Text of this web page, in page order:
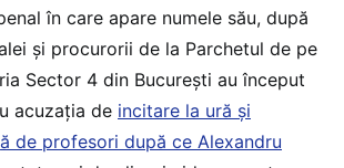
în care apare numele său, după
și procurorii de la Parchetul de pe
Sector 4 din București au început
acuzația de incitare la ură și
de profesori după ce Alexandru